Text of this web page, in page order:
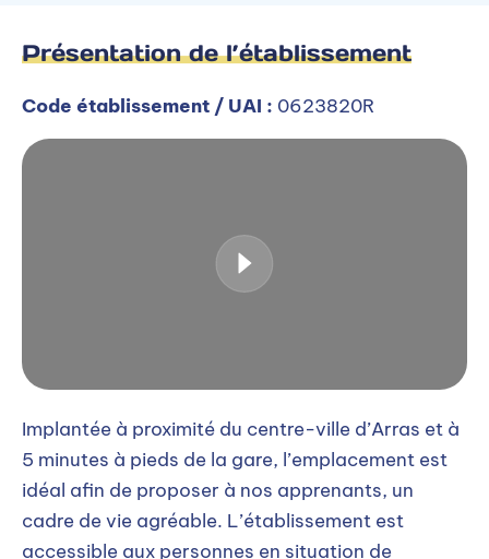
Présentation de l’établissement
Code établissement / UAI : 0623820R
Implantée à proximité du centre-ville d’Arras et à
5 minutes à pieds de la gare, l’emplacement est
idéal afin de proposer à nos apprenants, un
cadre de vie agréable. L’établissement est
accessible aux personnes en situation de